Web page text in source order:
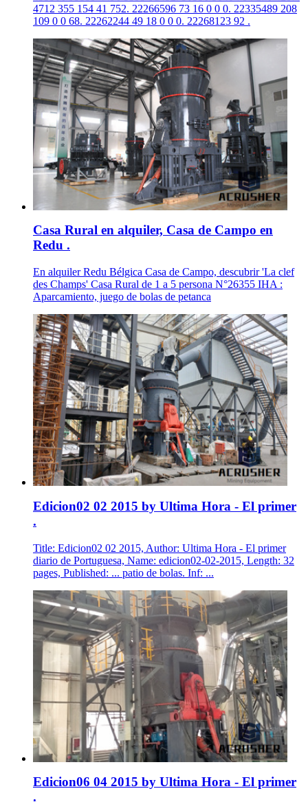
4712 355 154 41 752. 22266596 73 16 0 0 0. 22335489 208
109 0 0 68. 22262244 49 18 0 0 0. 22268123 92 .
Casa Rural en alquiler, Casa de Campo en
Redu .
En alquiler Redu Bélgica Casa de Campo, descubrir 'La clef
des Champs' Casa Rural de 1 a 5 persona N°26355 IHA :
Aparcamiento, juego de bolas de petanca
Edicion02 02 2015 by Ultima Hora - El primer
.
Title: Edicion02 02 2015, Author: Ultima Hora - El primer
diario de Portuguesa, Name: edicion02-02-2015, Length: 32
pages, Published: ... patio de bolas. Inf: ...
Edicion06 04 2015 by Ultima Hora - El primer
.